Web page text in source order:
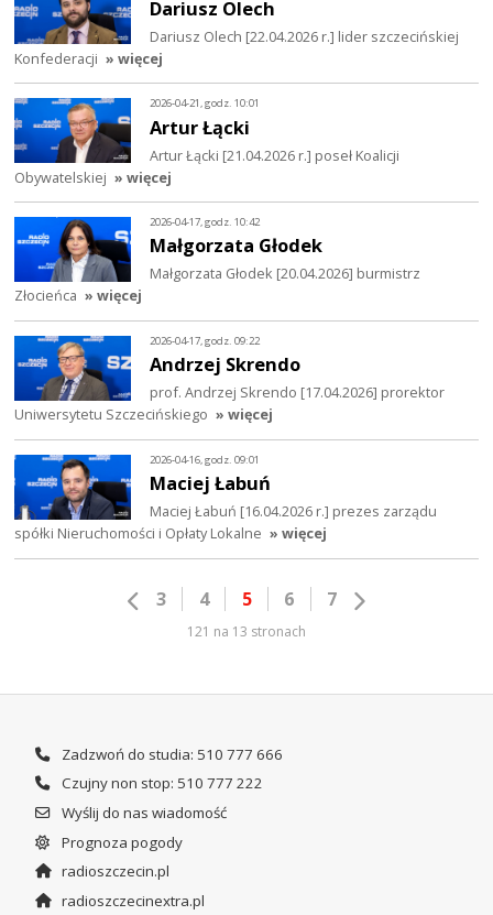
Dariusz Olech
Dariusz Olech [22.04.2026 r.] lider szczecińskiej
Konfederacji » więcej
2026-04-21, godz. 10:01
Artur Łącki
Artur Łącki [21.04.2026 r.] poseł Koalicji
Obywatelskiej » więcej
2026-04-17, godz. 10:42
Małgorzata Głodek
Małgorzata Głodek [20.04.2026] burmistrz
Złocieńca » więcej
2026-04-17, godz. 09:22
Andrzej Skrendo
prof. Andrzej Skrendo [17.04.2026] prorektor
Uniwersytetu Szczecińskiego » więcej
2026-04-16, godz. 09:01
Maciej Łabuń
Maciej Łabuń [16.04.2026 r.] prezes zarządu
spółki Nieruchomości i Opłaty Lokalne » więcej
3 4 5 6 7
121 na 13 stronach
Zadzwoń do studia: 510 777 666
Czujny non stop: 510 777 222
Wyślij do nas wiadomość
Prognoza pogody
radioszczecin.pl
radioszczecinextra.pl